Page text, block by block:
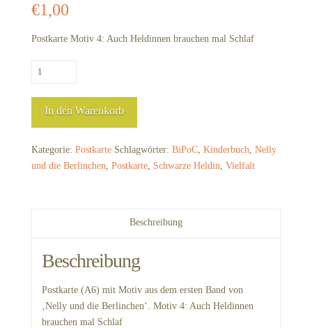
€1,00
Postkarte Motiv 4: Auch Heldinnen brauchen mal Schlaf
Postkarte:
und
Motiv
4
In den Warenkorb
Kategorie: Postkarte Schlagwörter: BiPoC, Kinderbuch Nelly
und die Berlinchen Postkarte, Schwarze Heldin Vielfalt
Beschreibung
Beschreibung
Postkarte (A6) mit Motiv aus dem ersten Band von
‚Nelly und die Berlinchen‘. Motiv 4: Auch Heldinnen
brauchen mal Schlaf